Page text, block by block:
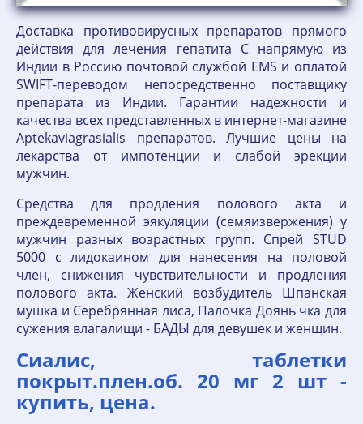
Доставка противовирусных препаратов прямого
действия для лечения гепатита С напрямую из
Индии в Россию почтовой службой EMS и оплатой
SWIFT-переводом непосредственно поставщику
препарата из Индии. Гарантии надежности и
качества всех представленных в интернет-магазине
Aptekaviagrasialis препаратов. Лучшие цены на
лекарства от импотенции и слабой эрекции
мужчин.
Средства для продления полового акта и
преждевременной эякуляции (семяизвержения) у
мужчин разных возрастных групп. Спрей STUD
5000 с лидокаином для нанесения на половой
член, снижения чувствительности и продления
полового акта. Женский возбудитель Шпанская
мушка и Серебрянная лиса, Палочка Доянь чка для
сужения влагалищи - БАДЫ для девушек и женщин.
Сиалис, таблетки
покрыт.плен.об. 20 мг 2 шт -
купить, цена.